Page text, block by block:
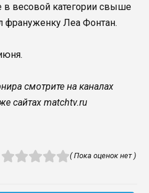
весовой категории свыше
франуженку Леа Фонтан.
смотрите на каналах
сайтах matchtv.ru
( Пока оценок нет )